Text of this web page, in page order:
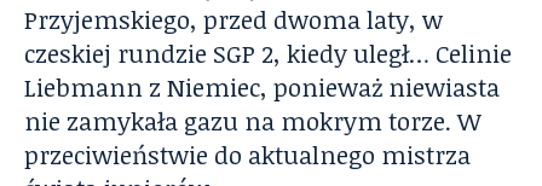
Przyjemskiego, przed dwoma laty, w
czeskiej rundzie SGP 2, kiedy uległ… Celinie
Liebmann z Niemiec, ponieważ niewiasta
nie zamykała gazu na mokrym torze. W
przeciwieństwie do aktualnego mistrza